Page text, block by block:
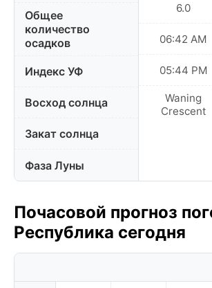
Общее
количество
осадков
Индекс УФ
Восход солнца
Закат солнца
Фаза Луны
6.0
06:42 AM
05:44 PM
Waning
Crescent
Почасовой прогноз
Республика сегодня